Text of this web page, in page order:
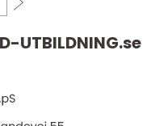
UTBILDNING.se